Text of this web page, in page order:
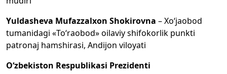
Yuldasheva Mufazzalxon Shokirovna – Xo‘jaobod
tumanidagi «To‘raobod» oilaviy shifokorlik punkti
patronaj hamshirasi, Andijon viloyati
O‘zbekiston Respublikasi Prezidenti